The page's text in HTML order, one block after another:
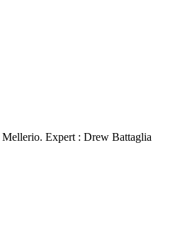
Mellerio. Expert : Drew Battaglia